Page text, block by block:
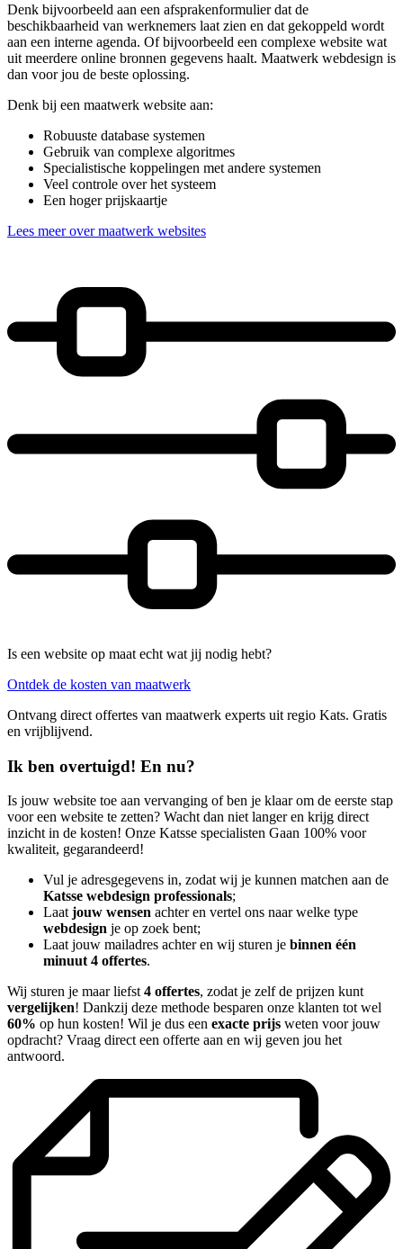
Denk bijvoorbeeld aan een afsprakenformulier dat de
beschikbaarheid van werknemers laat zien en dat gekoppeld wordt
aan een interne agenda. Of bijvoorbeeld een complexe website wat
uit meerdere online bronnen gegevens haalt. Maatwerk webdesign is
dan voor jou de beste oplossing.
Denk bij een maatwerk website aan:
Robuuste database systemen
Gebruik van complexe algoritmes
Specialistische koppelingen met andere systemen
Veel controle over het systeem
Een hoger prijskaartje
Lees meer over maatwerk websites
Is een website op maat echt wat jij nodig hebt?
Ontdek de kosten van maatwerk
Ontvang direct offertes van maatwerk experts uit regio Kats. Gratis
en vrijblijvend.
Ik ben overtuigd! En nu?
Is jouw website toe aan vervanging of ben je klaar om de eerste stap
voor een website te zetten? Wacht dan niet langer en krijg direct
inzicht in de kosten! Onze Katsse specialisten Gaan 100% voor
kwaliteit, gegarandeerd!
Vul je adresgegevens in, zodat wij je kunnen matchen aan de
Katsse webdesign professionals;
Laat jouw wensen achter en vertel ons naar welke type
webdesign je op zoek bent;
Laat jouw mailadres achter en wij sturen je binnen één
minuut 4 offertes.
Wij sturen je maar liefst 4 offertes, zodat je zelf de prijzen kunt
vergelijken! Dankzij deze methode besparen onze klanten tot wel
60% op hun kosten! Wil je dus een exacte prijs weten voor jouw
opdracht? Vraag direct een offerte aan en wij geven jou het
antwoord.